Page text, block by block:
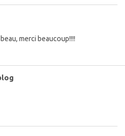
merci beaucoup!!!!